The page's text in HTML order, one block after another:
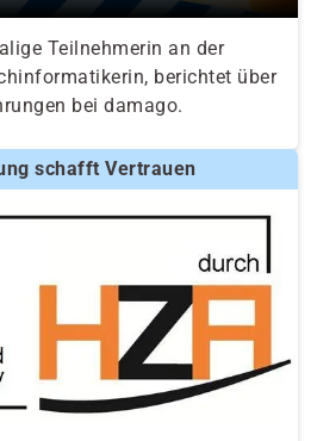
Teilnehmerin an der
berichtet über
bei damago.
schafft Vertrauen